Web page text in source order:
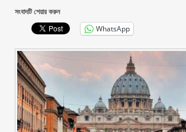
সংবাদটি শেয়ার করুন
WhatsApp